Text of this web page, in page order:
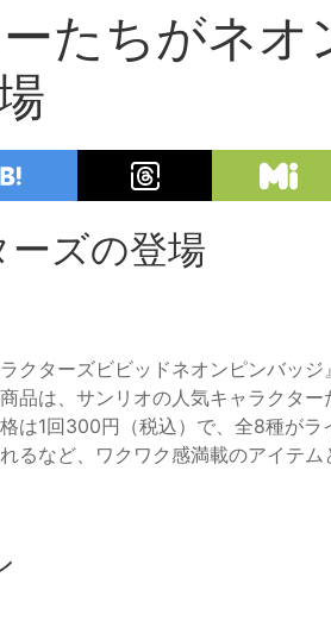
たちがネオ
ズの登場
クターズビビッドネオンピンバッ
品は、サンリオの人気キャラクター
は1回300円（税込）で、全8種がラ
など、ワクワク感満載のアイテム